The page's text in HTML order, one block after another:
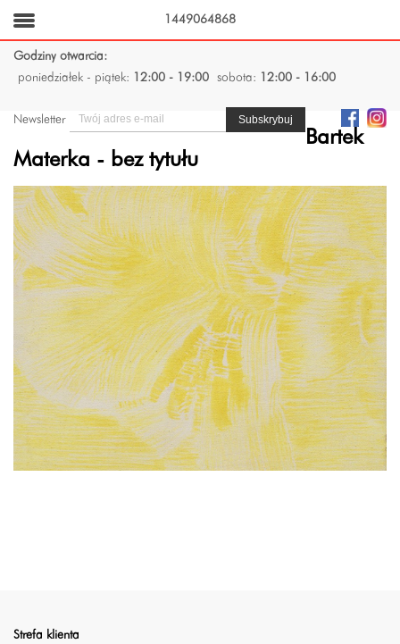
Godziny otwarcia:
poniedziałek - piątek:
12:00 - 19:00 sobota: 12:00 - 16:00
Newsletter
Bartek
Materka - bez tytułu
Strefa klienta
1449064868